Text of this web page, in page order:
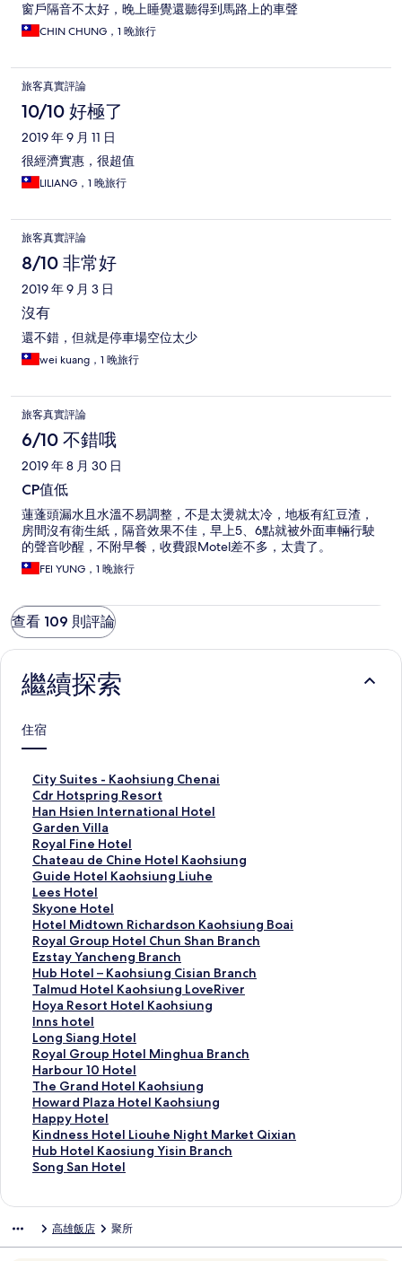
窗戶隔音不太好，晚上睡覺還聽得到馬路上的車聲
CHIN CHUNG，1 晚旅行
旅客真實評論
10/10 好極了
2019 年 9 月 11 日
很經濟實惠，很超值
LILIANG，1 晚旅行
旅客真實評論
8/10 非常好
2019 年 9 月 3 日
沒有
還不錯，但就是停車場空位太少
wei kuang，1 晚旅行
旅客真實評論
6/10 不錯哦
2019 年 8 月 30 日
CP值低
蓮蓬頭漏水且水溫不易調整，不是太燙就太冷，地板有紅豆渣，
房間沒有衛生紙，隔音效果不佳，早上5、6點就被外面車輛行駛
的聲音吵醒，不附早餐，收費跟Motel差不多，太貴了。
FEl YUNG，1 晚旅行
查看 109 則評論
繼續探索
住宿
City Suites - Kaohsiung Chenai
C
i
t
y
S
u
i
t
e
s
-
K
a
o
h
s
i
u
n
g
C
h
e
n
a
結
Cdr Hotspring Resort
C
d
r
H
o
t
s
p
r
i
n
g
R
e
s
o
r
t
的
連
結
Han Hsien International Hotel
H
a
n
H
s
i
e
n
I
n
t
e
r
n
a
t
i
o
n
a
l
H
o
的
連
Garden Villa
G
a
r
d
e
n
V
i
l
l
a
的
連
結
Royal Fine Hotel
R
o
y
a
l
F
i
n
e
H
o
t
e
l
的
連
結
Chateau de Chine Hotel Kaohsiung
C
h
a
t
e
a
u
d
e
C
h
i
n
e
H
o
t
e
l
K
i
Guide Hotel Kaohsiung Liuhe
G
u
i
d
e
H
o
t
e
l
K
a
o
h
s
i
u
n
g
e
Lees Hotel
L
e
e
s
H
o
t
e
l
的
連
結
Skyone Hotel
S
k
y
o
n
e
H
o
t
e
l
的
連
結
Hotel Midtown Richardson Kaohsiung Boai
H
o
t
e
l
M
i
d
t
o
w
n
R
i
c
h
o
Royal Group Hotel Chun Shan Branch
R
o
y
a
l
G
r
o
u
p
H
o
t
e
l
S
Ezstay Yancheng Branch
E
z
s
t
a
y
Y
a
n
c
h
e
n
g
c
Hub Hotel – Kaohsiung Cisian Branch
H
u
b
H
o
t
e
l
–
K
a
o
h
g
Talmud Hotel Kaohsiung LoveRiver
T
a
l
m
u
d
H
o
t
e
l
K
i
Hoya Resort Hotel Kaohsiung
H
o
y
a
R
e
s
o
r
t
H
K
Inns hotel
I
n
n
s
h
o
t
e
l
的
Long Siang Hotel
L
o
n
g
S
i
a
n
g
l
Royal Group Hotel Minghua Branch
R
o
y
a
l
G
r
o
t
Harbour 10 Hotel
H
a
r
b
o
u
r
t
The Grand Hotel Kaohsiung
T
h
e
G
r
a
t
Howard Plaza Hotel Kaohsiung
H
o
w
a
r
z
Happy Hotel
H
a
p
p
e
Kindness Hotel Liouhe Night Market Qixian
K
i
n
s
Hub Hotel Kaosiung Yisin Branch
H
u
e
Song San Hotel
S
a
高雄飯店 聚所